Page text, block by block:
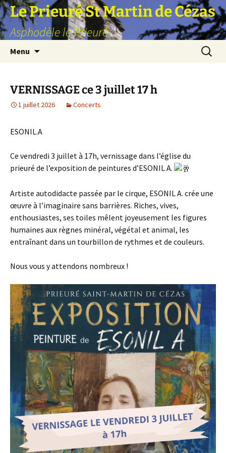
Aller
au
contenu
Le Prieuré St Martin de Cézas
Asphodèle le Prieuré
Menu
VERNISSAGE ce 3 juillet 17 h
1 juillet 2026 Concerts
ESONIL.A
Ce vendredi 3 juillet à 17h, vernissage dans l’église du
prieuré de l’exposition de peintures d’ESONIL A.
Artiste autodidacte passée par le cirque, ESONIL A. crée une
œuvre à l’imaginaire sans barrières. Riches, vives,
enthousiastes, ses toiles mêlent joyeusement les figures
humaines aux règnes minéral, végétal et animal, les
entraînant dans un tourbillon de rythmes et de couleurs.
Nous vous y attendons nombreux !